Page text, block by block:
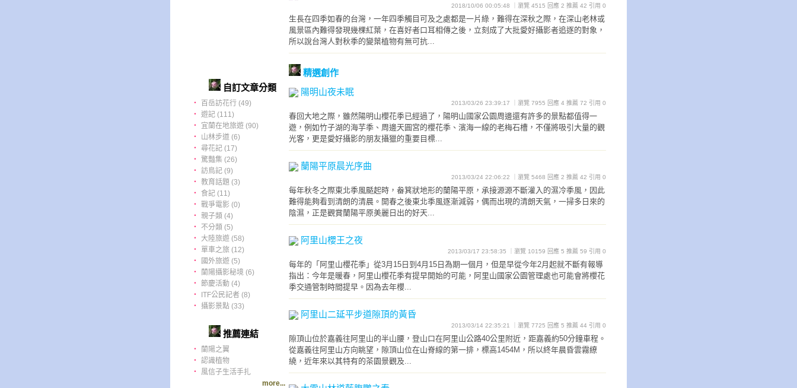
自訂文章分類
‧
百岳訪花行 (49)
‧ 遊記 (111)
‧
宜蘭在地旅遊 (90)
‧
山林步道 (6)
‧ 尋花記 (17)
‧ 驚豔集 (26)
‧ 訪鳥記 (9)
‧ 教育話題 (3)
‧
食記 (11)
‧ 戰爭電影 (0)
‧ 親子類 (4)
‧
不分類 (5)
‧ 大陸旅遊 (58)
‧ 單車之旅 (12)
‧
國外旅遊 (5)
‧
蘭陽攝影秘境 (6)
‧
節慶活動 (4)
‧
ITF公民記者 (8)
‧ 攝影景點 (33)
推薦連結
‧
蘭陽之翼
‧ 認識植物
‧
風信子生活手扎
more...
2018/10/06 00:05:48 ｜瀏覽 4515 回應 2 推薦 42 引用 0
生長在四季如春的台灣，一年四季觸目可及之處都是一片綠，難得在深秋之際，在深山老林或
風景區內難得發現幾棵紅葉，在喜好者口耳相傳之後，立刻成了大批愛好攝影者追逐的對象，
所以說台灣人對秋季的變葉植物有無可抗...
精選創作
陽明山夜未眠
2013/03/26 23:39:17 ｜瀏覽 7955 回應 4 推薦 72 引用 0
春回大地之際，雖然陽明山櫻花季已經過了，陽明山國家公園周邊還有許多的景點都值得一
遊，例如竹子湖的海芋季、周邊天圓宮的櫻花季、濱海一線的老梅石槽，不僅將吸引大量的觀
光客，更是愛好攝影的朋友攝獵的重要目標...
蘭陽平原晨光序曲
2013/03/24 22:06:22 ｜瀏覽 5468 回應 2 推薦 42 引用 0
每年秋冬之際東北季風颳起時，畚箕狀地形的蘭陽平原，承接源源不斷灌入的濕冷季風，因此
難得能夠看到清朗的清晨。開春之後東北季風逐漸減弱，偶而出現的清朗天氣，一掃多日來的
陰濕，正是觀賞蘭陽平原美麗日出的好天...
阿里山櫻王之夜
2013/03/17 23:58:35 ｜瀏覽 10159 回應 5 推薦 59 引用 0
每年的「阿里山櫻花季」從3月15日到4月15日為期一個月，但是早從今年2月起就不斷有報導
指出：今年是暖春，阿里山櫻花季有提早開始的可能，阿里山國家公園管理處也可能會將櫻花
季交通管制時間提早。因為去年櫻...
阿里山二延平步道隙頂的黃昏
2013/03/14 22:35:21 ｜瀏覽 7725 回應 5 推薦 44 引用 0
隙頂山位於嘉義往阿里山的半山腰，登山口在阿里山公路40公里附近，距嘉義約50分鐘車程。
從嘉義往阿里山方向眺望，隙頂山位在山脊線的第一排，標高1454M，所以終年晨昏雲霧繚
繞，近年來以其特有的茶園景觀及...